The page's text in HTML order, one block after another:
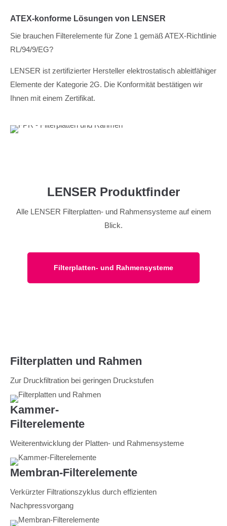
ATEX-konforme Lösungen von LENSER
Sie brauchen Filterelemente für Zone 1 gemäß ATEX-Richtlinie
RL/94/9/EG?
LENSER ist zertifizierter Hersteller elektrostatisch ableitfähiger
Elemente der Kategorie 2G. Die Konformität bestätigen wir
Ihnen mit einem Zertifikat.
LENSER Produktfinder
Alle LENSER Filterplatten- und Rahmensysteme auf einem
Blick.
Filterplatten- und Rahmensysteme
Filterplatten und Rahmen
Zur Druckfiltration bei geringen Druckstufen
Kammer-
Filterelemente
Weiterentwicklung der Platten- und Rahmensysteme
Membran-Filterelemente
Verkürzter Filtrationszyklus durch effizienten
Nachpressvorgang